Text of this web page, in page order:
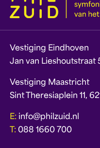
Vestiging Eindhoven
Jan van Lieshoutstraat
Vestiging Maastricht
Sint Theresiaplein 11,
E: info@philzuid.nl
T: 088 1660 700